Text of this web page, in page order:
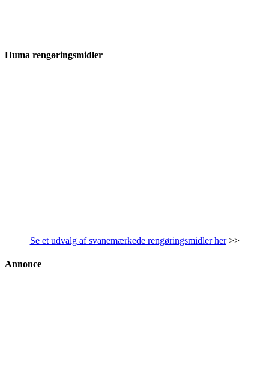
Huma rengøringsmidler
Se et udvalg af svanemærkede rengøringsmidler her>>
Annonce